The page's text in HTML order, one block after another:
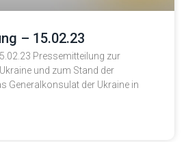
– 15.02.23
Pressemitteilung zur
und zum Stand der
Generalkonsulat der Ukraine in